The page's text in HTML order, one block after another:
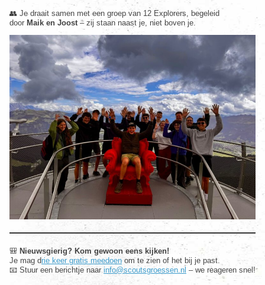
👥 Je draait samen met een groep van 12 Explorers, begeleid
door Maik en Joost – zij staan naast je, niet boven je.
🎒 Nieuwsgierig? Kom gewoon eens kijken!
Je mag drie keer gratis meedoenom te zien of het bij je past.
📧 Stuur een berichtje naar info@scoutsgroessen.nl – we reageren snel!